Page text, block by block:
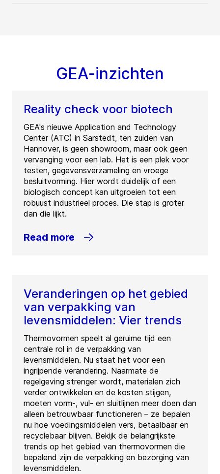
GEA-inzichten
Reality check voor biotech
GEA's nieuwe Application and Technology
Center (ATC) in Sarstedt, ten zuiden van
Hannover, is geen showroom, maar ook geen
vervanging voor een lab. Het is een plek voor
testen, gegevensverzameling en vroege
besluitvorming. Hier wordt duidelijk of een
biologisch concept kan uitgroeien tot een
robuust industrieel proces. Die stap is groter
dan die lijkt.
Read more
Veranderingen op het gebied
van verpakking van
levensmiddelen: Vier trends
Thermovormen speelt al geruime tijd een
centrale rol in de verpakking van
levensmiddelen. Nu staat het voor een
ingrijpende verandering. Naarmate de
regelgeving strenger wordt, materialen zich
verder ontwikkelen en de kosten stijgen,
moeten vorm-, vul- en sluitlijnen meer doen dan
alleen betrouwbaar functioneren – ze bepalen
nu hoe voedingsmiddelen vers, betaalbaar en
recyclebaar blijven. Bekijk de belangrijkste
trends op het gebied van thermovormen die
bepalend zijn de verpakking en bezorging van
levensmiddelen.